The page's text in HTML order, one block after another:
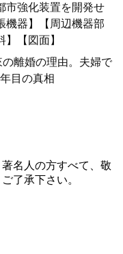
市強化装置を開発せ
機器】【周辺機器部
】【図面】
離婚の理由。夫婦で
目の真相
名人の方すべて、敬
了承下さい。